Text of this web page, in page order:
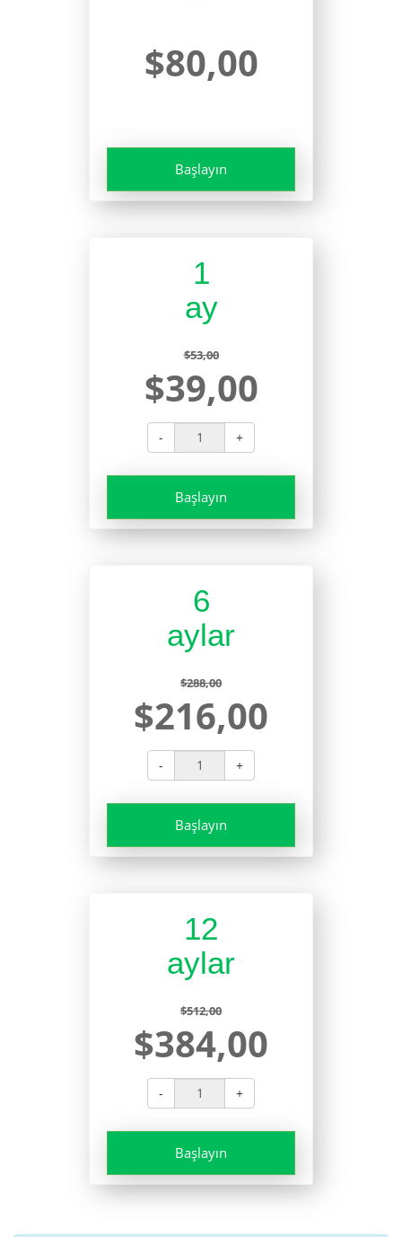
$80,00
Başlayın
1
ay
$53,00
$39,00
- +
Başlayın
6
aylar
$288,00
$216,00
- +
Başlayın
12
aylar
$512,00
$384,00
- +
Başlayın